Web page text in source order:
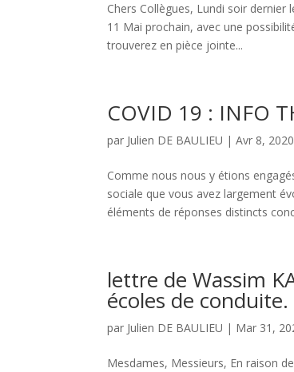
Chers Collègues, Lundi soir
11 Mai prochain, avec une
trouverez en pièce jointe...
COVID 19 : INFO
par Julien DE BAULIEU |Avr 8, 2020
Comme nous nous y étions
sociale que vous avez largement
éléments de réponses distincts
lettre de Wassim
écoles de conduite.
par Julien DE BAULIEU | Mar 31,
Mesdames, Messieurs, En raison